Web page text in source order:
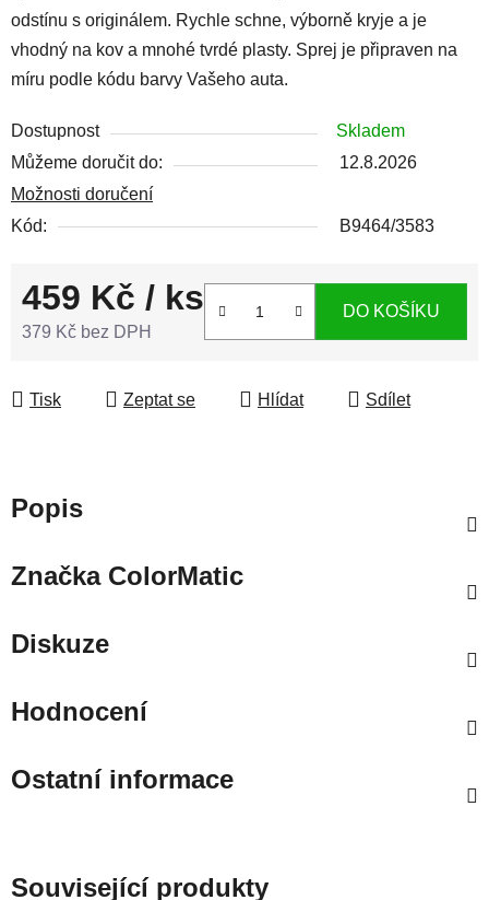
odstínu s originálem. Rychle schne, výborně kryje a je
vhodný na kov a mnohé tvrdé plasty. Sprej je připraven na
míru podle kódu barvy Vašeho auta.
Dostupnost
Skladem
Můžeme doručit do:
12.8.2026
Možnosti doručení
Kód:
B9464/3583
459 Kč / ks
379 Kč bez DPH
DO KOŠÍKU
Tisk Zeptat se Hlídat Sdílet
Popis
ZnačkaColorMatic
Diskuze
Hodnocení
Ostatní informace
Související produkty